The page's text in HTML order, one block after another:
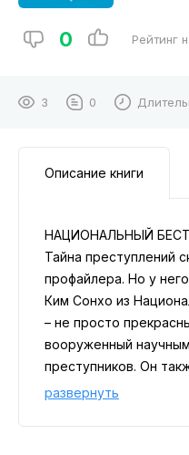
0 Рейтинг
3 0
Описание книги
НАЦИОНАЛЬНЫЙ
Тайна преступлений
профайлера. Но у
Ким Сонхо из
– не просто
вооруженный
преступников. Он
допросы
подталкивая их к
развернуть